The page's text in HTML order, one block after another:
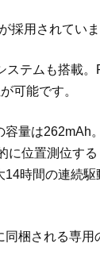
採用されていま
ステムも搭載。
可能です。
容量は262mAh
に位置測位す
14時間の連続
同梱される専用